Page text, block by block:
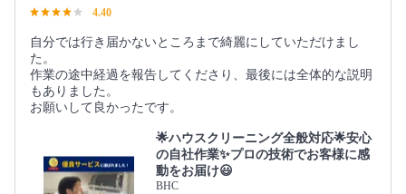
4.40
自分では行き届かないところまで綺麗にしていただけまし
た。
作業の途中経過を報告してくださり、最後には全体的な説明
もありました。
お願いして良かったです。
🌟ハウスクリーニング全般対応🌟安心
の自社作業✨プロの技術でお客様に感
動をお届け😃
BHC